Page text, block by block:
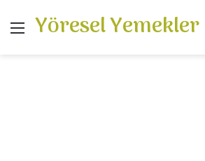
Menü
Yöresel Yemekler